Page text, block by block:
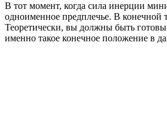
В тот момент, когда сила инерции
одноименное предплечье. В конечной
Теоретически, вы должны быть
именно такое конечное положение в